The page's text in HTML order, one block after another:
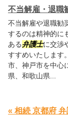
不当解雇・退職
不当解雇や退職勧
するのは精神的に
ある弁護士に交渉
すすめいたします
市、神戸市を中心
県、和歌山県...
« 相続 京都府